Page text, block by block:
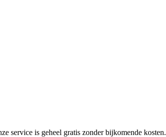
service is geheel gratis zonder bijkomende kosten.